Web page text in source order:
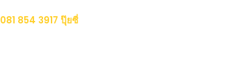
081 854 3917 ปุ๊ยซี่